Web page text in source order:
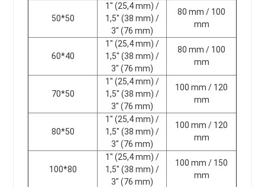
50*50
1" (25,4 mm) /
1,5" (38 mm) /
3" (76 mm)
80 mm / 100
mm
60*40
1" (25,4 mm) /
1,5" (38 mm) /
3" (76 mm)
80 mm / 100
mm
70*50
1" (25,4 mm) /
1,5" (38 mm) /
3" (76 mm)
100 mm / 120
mm
80*50
1" (25,4 mm) /
1,5" (38 mm) /
3" (76 mm)
100 mm / 120
mm
100*80
1" (25,4 mm) /
1,5" (38 mm) /
3" (76 mm)
100 mm / 150
mm